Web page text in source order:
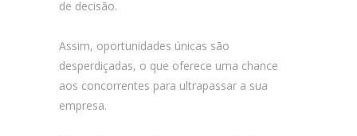
de decisão.
Assim, oportunidades únicas são
desperdiçadas, o que oferece uma chance
aos concorrentes para ultrapassar a sua
empresa.